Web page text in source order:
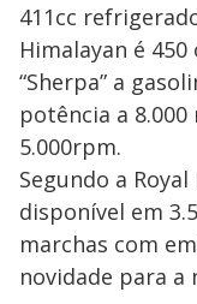
411cc
Himalayan é
“Sherpa” a
potência a
5.000rpm.
Segundo a
disponível em
marchas com
novidade para a